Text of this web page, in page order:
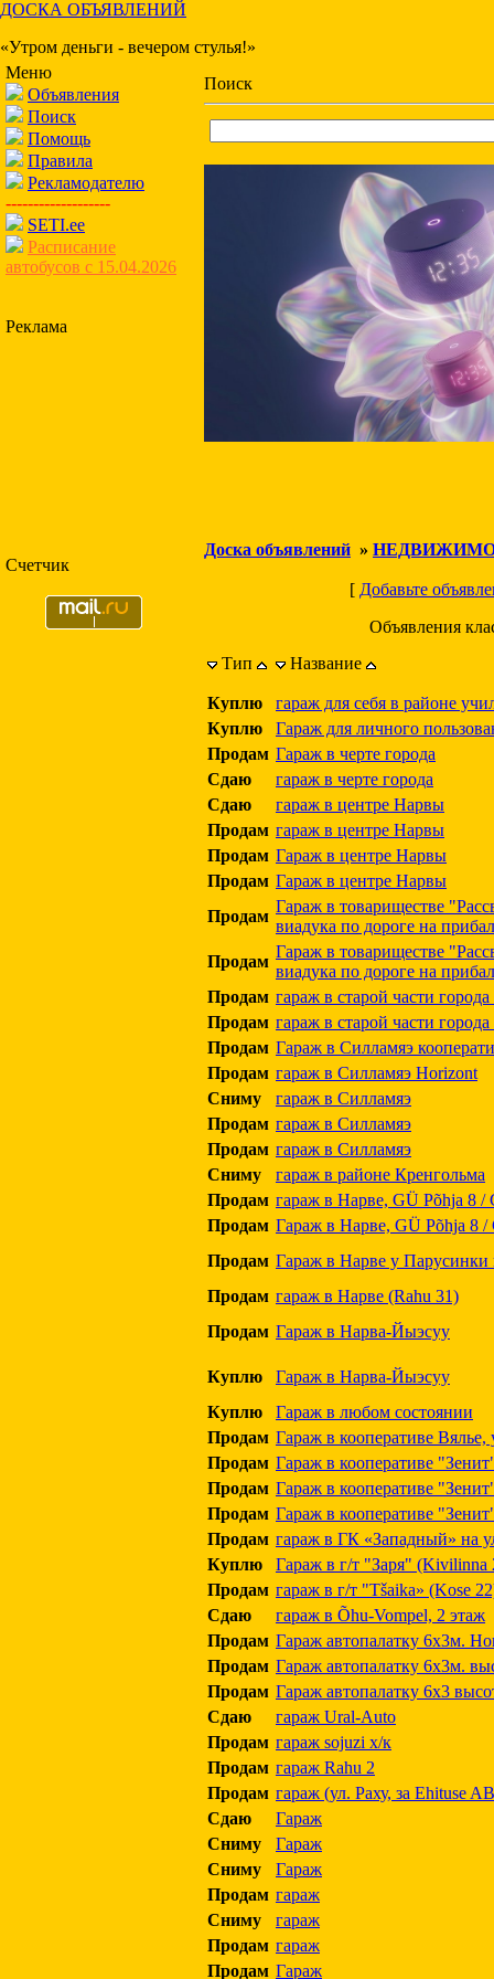
ДОСКА ОБЪЯВЛЕНИЙ
«Утром деньги - вечером стулья!»
Меню
Объявления
Поиск
Помощь
Правила
Рекламодателю
-------------------
SETI.ee
Расписание
автобусов с 15.04.2026
Реклама
Счетчик
Поиск
Доска объявлений »
[ Добавьте
Объявления
Тип
Название
Куплю
гараж для себя в районе
Куплю
Гараж для личного
Продам Гараж в черте города
Сдаю
гараж в черте города
Сдаю
гараж в центре Нарвы
Продам гараж в центре Нарвы
Продам Гараж в центре Нарвы
Продам Гараж в центре Нарвы
Продам
Гараж в товариществе
виадука по дороге на
Продам
Гараж в товариществе
виадука по дороге на
Продам гараж в старой части
Продам гараж в старой части
Продам Гараж в Силламяэ
Продам гараж в Силламяэ Horizont
Сниму
гараж в Силламяэ
Продам гараж в Силламяэ
Продам гараж в Силламяэ
Сниму
гараж в районе Кренгольма
Продам гараж в Нарве, GÜ Põhja 8 /
Продам Гараж в Нарве, GÜ Põhja 8
Продам Гараж в Нарве у Парусинки
Продам гараж в Нарве (Rahu 31)
Продам Гараж в Нарва-Йыэсуу
Куплю
Гараж в Нарва-Йыэсуу
Куплю
Гараж в любом состоянии
Продам Гараж в кооперативе Вялье,
Продам Гараж в кооперативе
Продам Гараж в кооперативе
Продам Гараж в кооперативе
Продам гараж в ГК «Западный» на
Куплю
Гараж в г/т "Заря" (Kivilinna
Продам гараж в г/т "Tšaika» (Kose
Сдаю
гараж в Õhu-Vompel, 2 этаж
Продам Гараж автопалатку 6х3м.
Продам Гараж автопалатку 6х3м.
Продам Гараж автопалатку 6х3
Сдаю
гараж Ural-Auto
Продам гараж sojuzi х/к
Продам гараж Rahu 2
Продам гараж (ул. Раху, за Ehituse
Сдаю
Гараж
Сниму
Гараж
Сниму
Гараж
Продам гараж
Сниму
гараж
Продам гараж
Продам Гараж